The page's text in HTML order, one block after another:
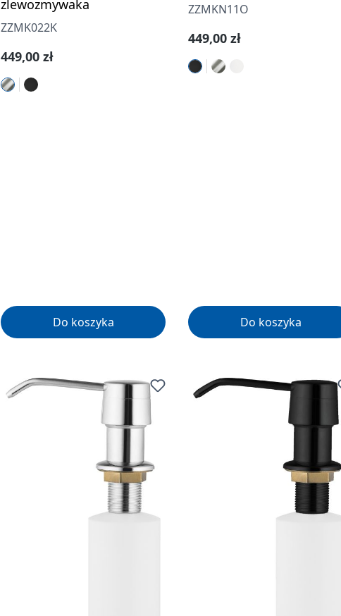
zlewozmywaka
ZZMK022K
Cena regularna:
449,00 zł
Do koszyka
ZZMKN11O
Cena regularna:
449,00 zł
Do koszyka